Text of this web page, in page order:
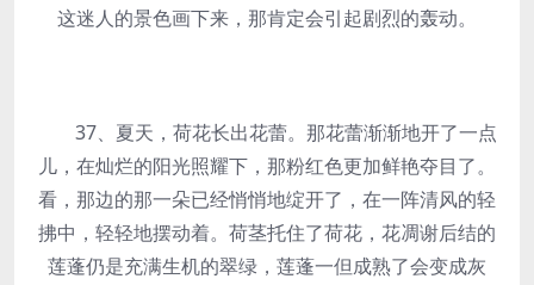
这迷人的景色画下来，那肯定会引起剧烈的轰动。
37、夏天，荷花长出花蕾。那花蕾渐渐地开了一点
儿，在灿烂的阳光照耀下，那粉红色更加鲜艳夺目了。
看，那边的那一朵已经悄悄地绽开了，在一阵清风的轻
拂中，轻轻地摆动着。荷茎托住了荷花，花凋谢后结的
莲蓬仍是充满生机的翠绿，莲蓬一但成熟了会变成灰